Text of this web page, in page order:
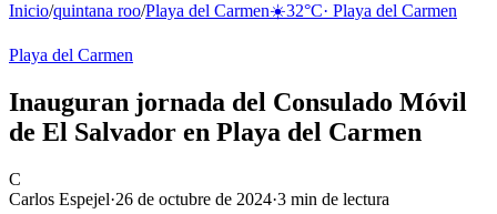
Inicio/quintana roo/Playa del Carmen☀️32°C· Playa del Carmen
Playa del Carmen
Inauguran jornada del Consulado Móvil
de El Salvador en Playa del Carmen
C
Carlos Espejel·26 de octubre de 2024·3 min de lectura